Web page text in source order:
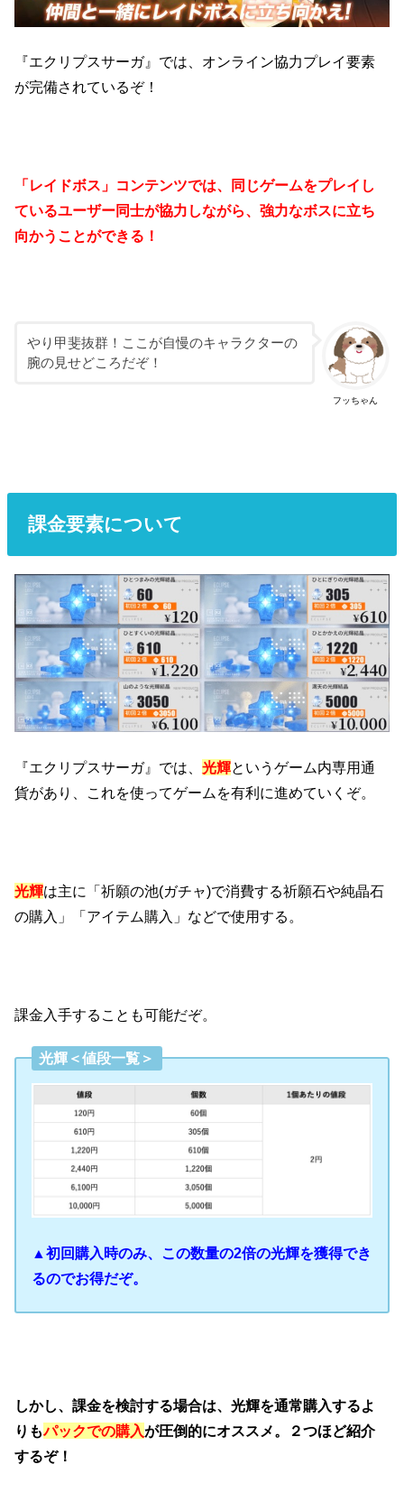
『エクリプスサーガ』では、オンライン協力プレイ要素
が完備されているぞ！
「レイドボス」コンテンツでは、同じゲームをプレイし
ているユーザー同士が協力しながら、強力なボスに立ち
向かうことができる！
フッちゃん
やり甲斐抜群！ここが自慢のキャラクターの
腕の見せどころだぞ！
課金要素について
『エクリプスサーガ』では、光輝というゲーム内専用通
貨があり、これを使ってゲームを有利に進めていくぞ。
光輝は主に「祈願の池(ガチャ)で消費する祈願石や純晶石
の購入」「アイテム購入」などで使用する。
課金入手することも可能だぞ。
光輝＜値段一覧＞
▲初回購入時のみ、この数量の2倍の光輝を獲得でき
るのでお得だぞ。
しかし、課金を検討する場合は、光輝を通常購入する よ
りもパックでの購入が圧倒的にオススメ。２つほど紹介
するぞ！